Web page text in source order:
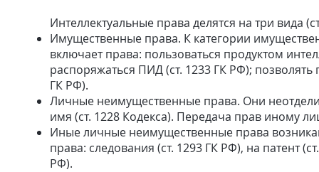
Интеллектуальные права делятся на три вида
Имущественные права. К категории
включает права: пользоваться продуктом
распоряжаться ПИД (ст. 1233 ГК РФ);
ГК РФ).
Личные неимущественные права. Они
имя (ст. 1228 Кодекса). Передача прав иному
Иные личные неимущественные права
права: следования (ст. 1293 ГК РФ), на патент
РФ).